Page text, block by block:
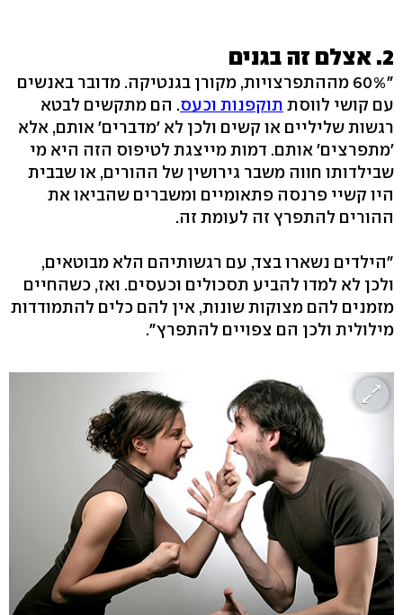
2. אצלם זה בגנים
‭60%"‬ מההתפרצויות, מקורן בגנטיקה. מדובר באנשים
עם קושי לווסת תוקפנות וכעס. הם מתקשים לבטא
רגשות שליליים או קשים ולכן לא 'מדברים' אותם, אלא
'מתפרצים' אותם. דמות מייצגת לטיפוס הזה היא מי
שבילדותו חווה משבר גירושין של ההורים, או שבבית
היו קשיי פרנסה פתאומיים ומשברים שהביאו את
ההורים להתפרץ זה לעומת זה.
"הילדים נשארו בצד, עם רגשותיהם הלא מבוטאים,
ולכן לא למדו להביע תסכולים וכעסים. ואז, כשהחיים
מזמנים להם מצוקות שונות, אין להם כלים להתמודדות
מילולית ולכן הם צפויים להתפרץ‭."‬